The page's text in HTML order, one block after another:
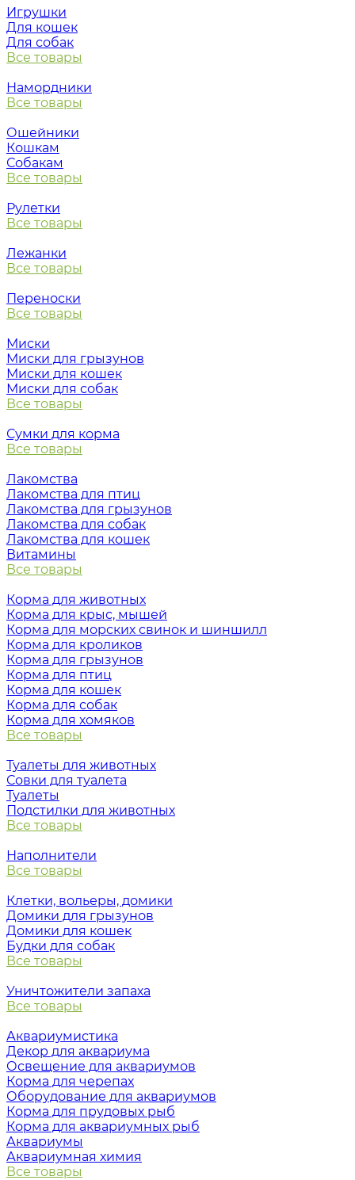
Игрушки
Для кошек
Для собак
Все товары
Намордники
Все товары
Ошейники
Кошкам
Собакам
Все товары
Рулетки
Все товары
Лежанки
Все товары
Переноски
Все товары
Миски
Миски для грызунов
Миски для кошек
Миски для собак
Все товары
Сумки для корма
Все товары
Лакомства
Лакомства для птиц
Лакомства для грызунов
Лакомства для собак
Лакомства для кошек
Витамины
Все товары
Корма для животных
Корма для крыс, мышей
Корма для морских свинок и шиншилл
Корма для кроликов
Корма для грызунов
Корма для птиц
Корма для кошек
Корма для собак
Корма для хомяков
Все товары
Туалеты для животных
Совки для туалета
Туалеты
Подстилки для животных
Все товары
Наполнители
Все товары
Клетки, вольеры, домики
Домики для грызунов
Домики для кошек
Будки для собак
Все товары
Уничтожители запаха
Все товары
Аквариумистика
Декор для аквариума
Освещение для аквариумов
Корма для черепах
Оборудование для аквариумов
Корма для прудовых рыб
Корма для аквариумных рыб
Аквариумы
Аквариумная химия
Все товары